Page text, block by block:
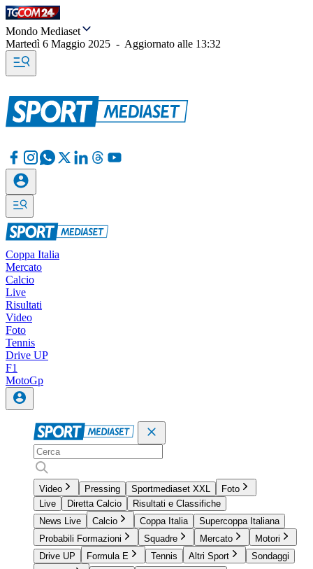
Mondo Mediaset
Martedì 6 Maggio 2025 - Aggiornato alle 13:32
Coppa Italia
Mercato
Calcio
Live
Risultati
Video
Foto
Tennis
Drive UP
F1
MotoGp
Video Pressing Sportmediaset XXL
Foto
Live
Diretta Calcio
Risultati e Classifiche
News Live
Calcio Coppa Italia
Supercoppa Italiana
Probabili Formazioni
Squadre Mercato
Motori
Drive UP
Formula E Tennis Altri Sport
Sondaggi